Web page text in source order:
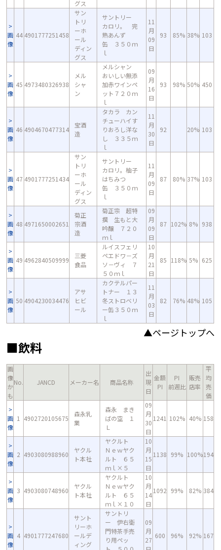
グス
画
像
44 4901777251458
サン
トリ
ーホ
ール
ディン
グス
サントリー
カロリ。 完
熟あんず
缶 ３５０ｍ
ｌ
11
月
09
日
93 85% 38% 103
画
像
45 4973480326938
メル
シャ
ン
メルシャン
おいしい無添
加赤ワインペ
ット７２０ｍ
ｌ
09
月
16
日
93 98% 50% 450
画
像
46 4904670477314
宝酒
造
タカラ カン
チューハイす
りおろし洋な
し ３３５ｍ
ｌ
11
月
30
日
92 20% 103
画
像
47 4901777251434
サン
トリ
ーホ
ール
ディン
グス
サントリー
カロリ。柚子
はちみつ
缶 ３５０ｍ
ｌ
11
月
09
日
87 80% 37% 103
画
像
48 4971650002651
菊正
宗酒
造
菊正宗 超特
撰 生もと大
吟醸 ７２０
ｍｌ
09
月
09
日
87 102% 8% 938
画
像
49 4962840509999
三菱
食品
ルイスフェリ
ペエドワ－ズ
ソ－ヴィ ７
５０ｍｌ
10
月
21
日
85 118% 5% 625
画
像
50 4904230034476
アサ
ヒビ
ール
カクテルパー
トナー １３
冬ストロベリ
ー缶３５０ｍ
ｌ
11
月
03
日
82 76% 48% 105
▲ページトップへ
■飲料
画
像
か
も
No. JANCD メーカー名 商品名称
出
現
日
金額
PI
PI
前週比
販売
店率
平
均
売
価
画
像
1 4902720105675
森永乳
業
森永 まき
ばの空 １
Ｌ
09
月
30
日
1241 102% 40% 158
画
像
2 4903080988960
ヤクル
ト本社
ヤクルト
Ｎｅｗヤク
ルト ６５
ｍｌ×５
10
月
15
日
1138 99% 100%194
画
像
3 4903080748960
ヤクル
ト本社
ヤクルト
Ｎｅｗヤク
ルト ６５
ｍｌ×１０
10
月
14
日
1092 99% 82% 384
画
像
4 4901777247680
サント
リーホ
ールデ
ィング
サントリ
ー 伊右衛
門特茶手売
り用ペッ
09
月
27
600 96% 92% 167